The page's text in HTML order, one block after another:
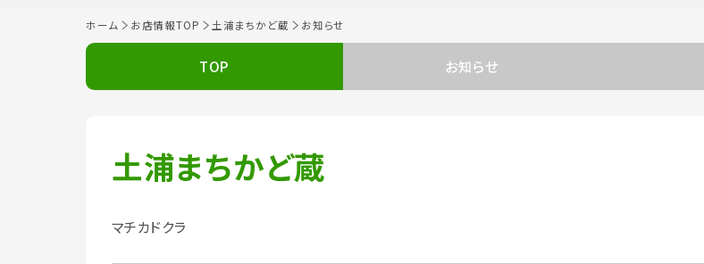
ホーム お店情報TOP 土浦まちかど蔵 お知らせ
TOP お知らせ
土浦まちかど蔵
マチカドクラ